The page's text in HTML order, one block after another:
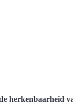
herkenbaarheid